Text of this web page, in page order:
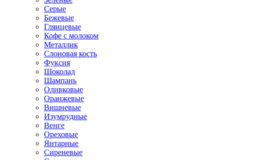
Серые
Бежевые
Глянцевые
Кофе с молоком
Металлик
Слоновая кость
Фуксия
Шоколад
Шампань
Оливковые
Оранжевые
Вишневые
Изумрудные
Венге
Ореховые
Янтарные
Сиреневые